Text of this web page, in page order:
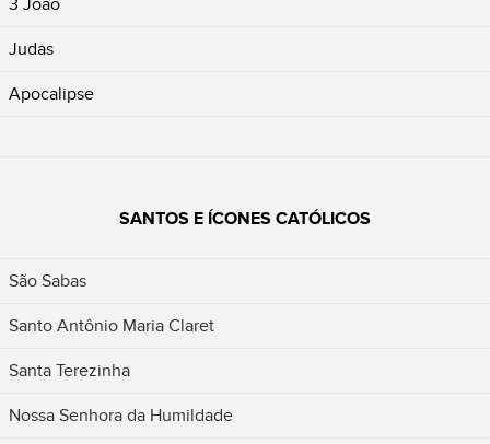
Judas
Apocalipse
SANTOS E ÍCONES CATÓLICOS
São Sabas
Santo Antônio Maria Claret
Santa Terezinha
Nossa Senhora da Humildade